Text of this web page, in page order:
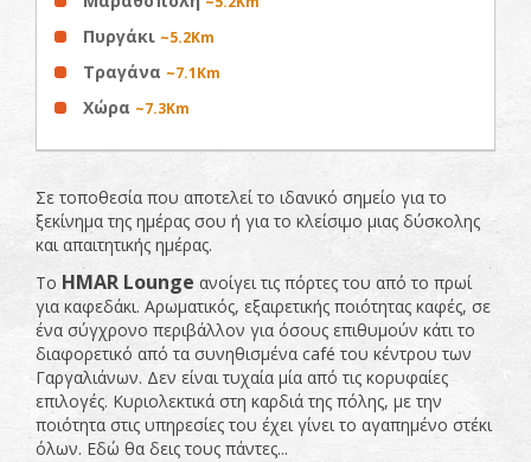
Πυργάκι ~5.2Km
Τραγάνα ~7.1Km
Χώρα ~7.3Km
Σε τοποθεσία που αποτελεί το ιδανικό σημείο για το
ξεκίνημα της ημέρας σου ή για το κλείσιμο μιας δύσκολης
και απαιτητικής ημέρας.
To HMAR Lounge ανοίγει τις πόρτες του από το πρωί
για καφεδάκι. Αρωματικός, εξαιρετικής ποιότητας καφές, σε
ένα σύγχρονο περιβάλλον για όσους επιθυμούν κάτι το
διαφορετικό από τα συνηθισμένα café του κέντρου των
Γαργαλιάνων. Δεν είναι τυχαία μία από τις κορυφαίες
επιλογές. Κυριολεκτικά στη καρδιά της πόλης, με την
ποιότητα στις υπηρεσίες του έχει γίνει το αγαπημένο στέκι
όλων. Εδώ θα δεις τους πάντες...